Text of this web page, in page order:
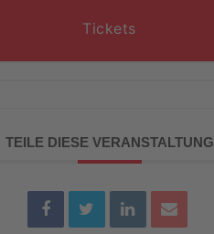
Tickets
TEILE DIESE VERANSTALTUNG